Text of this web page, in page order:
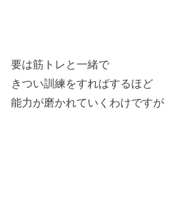
要は筋トレと一緒で
きつい訓練をすればするほど
能力が磨かれていくわけですが